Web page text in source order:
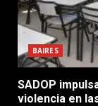
BAIRES
SADOP
violencia en